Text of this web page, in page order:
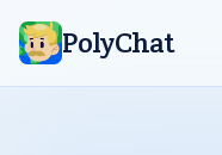
PolyChat